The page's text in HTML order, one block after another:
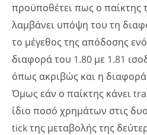
προϋποθέτει πως ο παίκτης
λαμβάνει υπόψη του τη
το μέγεθος της απόδοσης
διαφορά του 1.80 με 1.81
όπως ακριβώς και η διαφορά
Όμως εάν ο παίκτης κάνει
ίδιο ποσό χρημάτων στις
tick της μεταβολής της